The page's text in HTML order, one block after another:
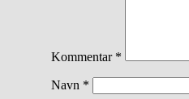
Kommentar *
Navn *